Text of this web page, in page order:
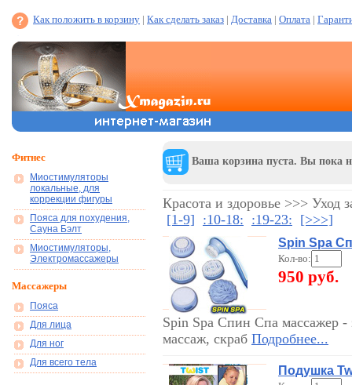
Как положить в корзину | Как сделать заказ | Доставка | Оплата |
Фитнес
Миостимуляторы
локальные, для
коррекции фигуры
Пояса для похудения,
Сауна Бэлт
Миостимуляторы,
Электромассажеры
Массажеры
Пояса
Для лица
Для ног
Для всего тела
Ваша корзина пуста. Вы пока
Красота и здоровье >>> Уход
[1-9] :10-18: :19-23: [>>>]
Spin Spa
Кол-во:
950 руб.
Spin Spa Спин Спа массажер -
массаж, скраб Подробнее...
Подушка